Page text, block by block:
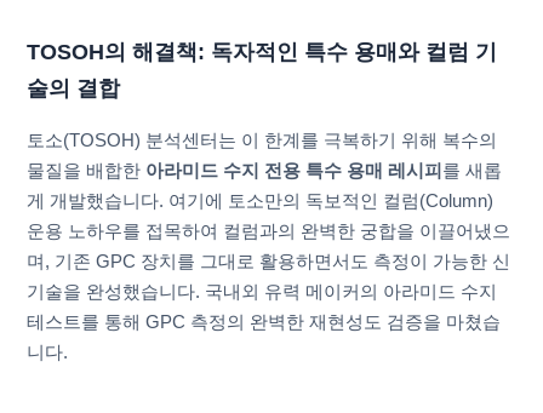
TOSOH의 해결책: 독자적인 특수 용매와 컬럼 기
술의 결합
토소(TOSOH) 분석센터는 이 한계를 극복하기 위해 복수의
물질을 배합한 아라미드 수지 전용 특수 용매 레시피를 새롭
게 개발했습니다. 여기에 토소만의 독보적인 컬럼(Column)
운용 노하우를 접목하여 컬럼과의 완벽한 궁합을 이끌어냈으
며, 기존 GPC 장치를 그대로 활용하면서도 측정이 가능한 신
기술을 완성했습니다. 국내외 유력 메이커의 아라미드 수지
테스트를 통해 GPC 측정의 완벽한 재현성도 검증을 마쳤습
니다.